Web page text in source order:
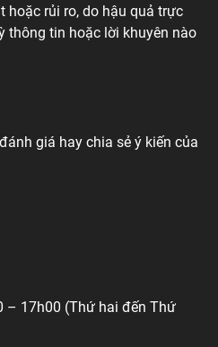
hoặc rủi ro, do hậu quả trực
thông tin hoặc lời khuyên nào
giá hay chia sẻ ý kiến của
– 17h00 (Thứ hai đến Thứ